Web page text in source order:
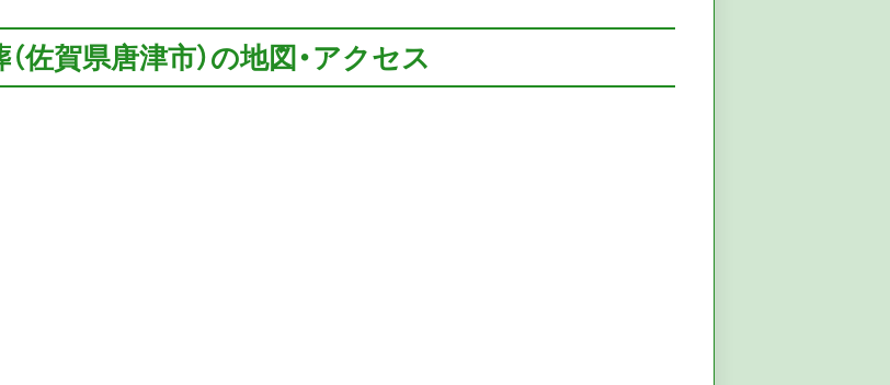
佐賀県唐津市）の地図・アクセス